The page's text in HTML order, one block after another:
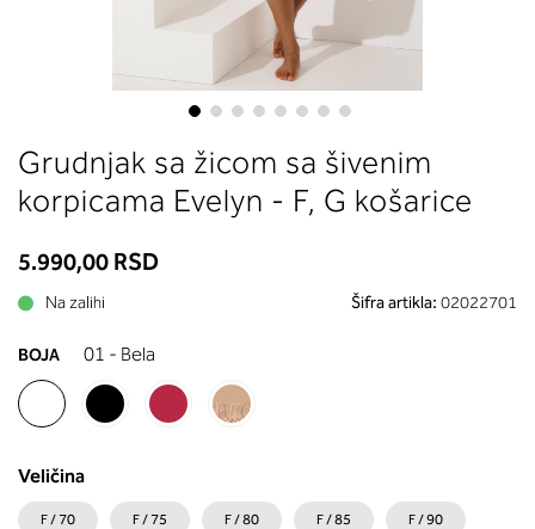
to
the
beginning
the
images
Grudnjak sa žicom sa šivenim
korpicama Evelyn - F, G košarice
5.990,00 RSD
Na zalihi Šifra artikla: 02022701
BOJA 01 - Bela
Veličina
F / 70 F / 75 F / 80 F / 85 F / 90
koja dubina korpe odgovara vašoj
(A, B...) - potražite u koloni koju ste
naveli sa obimom grudi.